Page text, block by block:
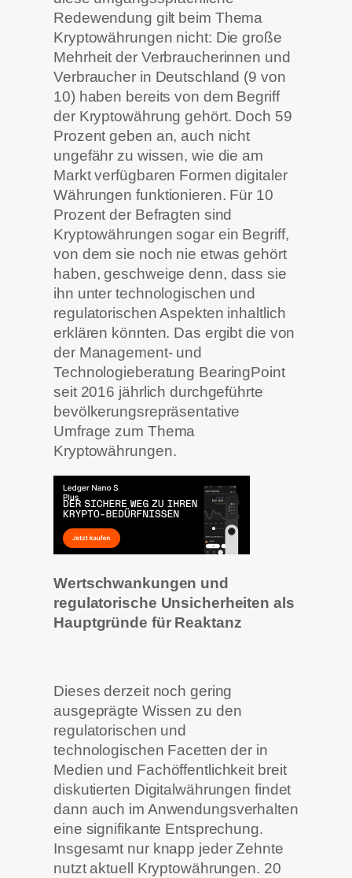
Redewendung gilt beim Thema
Kryptowährungen nicht: Die große
Mehrheit der Verbraucherinnen und
Verbraucher in Deutschland (9 von
10) haben bereits von dem Begriff
der Kryptowährung gehört. Doch 59
Prozent geben an, auch nicht
ungefähr zu wissen, wie die am
Markt verfügbaren Formen digitaler
Währungen funktionieren. Für 10
Prozent der Befragten sind
Kryptowährungen sogar ein Begriff,
von dem sie noch nie etwas gehört
haben, geschweige denn, dass sie
ihn unter technologischen und
regulatorischen Aspekten inhaltlich
erklären könnten. Das ergibt die von
der Management- und
Technologieberatung BearingPoint
seit 2016 jährlich durchgeführte
bevölkerungsrepräsentative
Umfrage zum Thema
Kryptowährungen.
Wertschwankungen und
regulatorische Unsicherheiten als
Hauptgründe für Reaktanz
Dieses derzeit noch gering
ausgeprägte Wissen zu den
regulatorischen und
technologischen Facetten der in
Medien und Fachöffentlichkeit breit
diskutierten Digitalwährungen findet
dann auch im Anwendungsverhalten
eine signifikante Entsprechung.
Insgesamt nur knapp jeder Zehnte
nutzt aktuell Kryptowährungen. 20